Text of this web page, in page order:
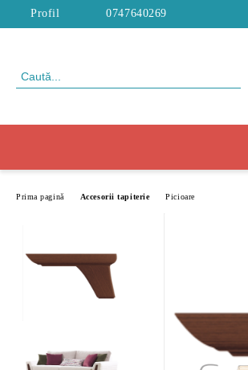
Profil 0747640269
Prima pagină Accesorii tapiterie Picioare